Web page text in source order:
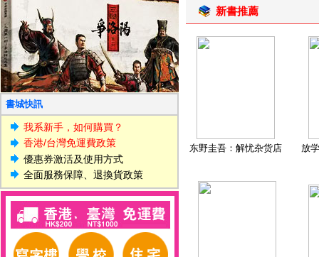
書城快訊
我系新手，如何購買？
香港/台灣免運費政策
優惠券激活及使用方式
全面服務保障、退換貨政策
新書推薦
东野圭吾：解忧杂货店 放